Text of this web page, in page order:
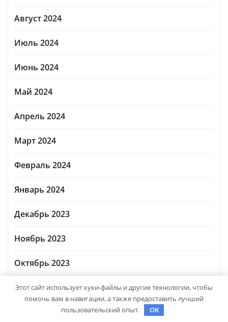
Август 2024
Июль 2024
Июнь 2024
Май 2024
Апрель 2024
Март 2024
Февраль 2024
Январь 2024
Декабрь 2023
Ноябрь 2023
Октябрь 2023
Август 2023
Этот сайт использует куки-файлы и другие технологии, чтобы
помочь вам в навигации, а также предоставить лучший
пользовательский опыт.
OK